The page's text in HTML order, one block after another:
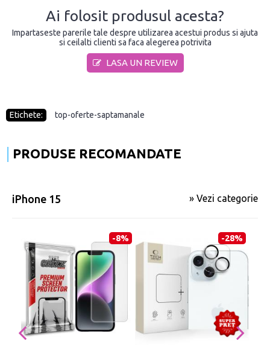
Ai folosit produsul acesta?
Impartaseste parerile tale despre utilizarea acestui produs si ajuta
si ceilalti clienti sa faca alegerea potrivita
LASA UN REVIEW
Etichete: top-oferte-saptamanale
PRODUSE RECOMANDATE
iPhone 15 » Vezi categorie
-8% -28%